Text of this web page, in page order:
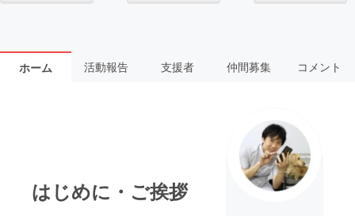
ホーム 活動報告 支援者 仲間募集 コメント
はじめに・ご挨拶